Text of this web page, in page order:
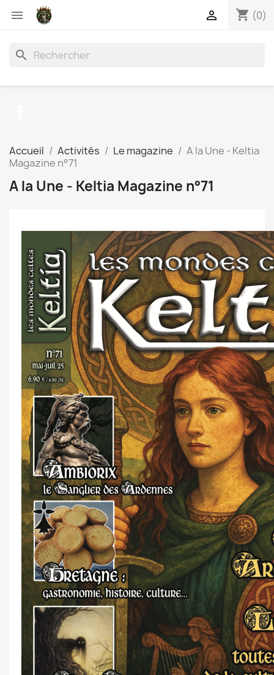
 shopping_cart (0)

search
Accueil Activités Le magazine
A la Une - Keltia
Magazine n°71
A la Une - Keltia Magazine n°71